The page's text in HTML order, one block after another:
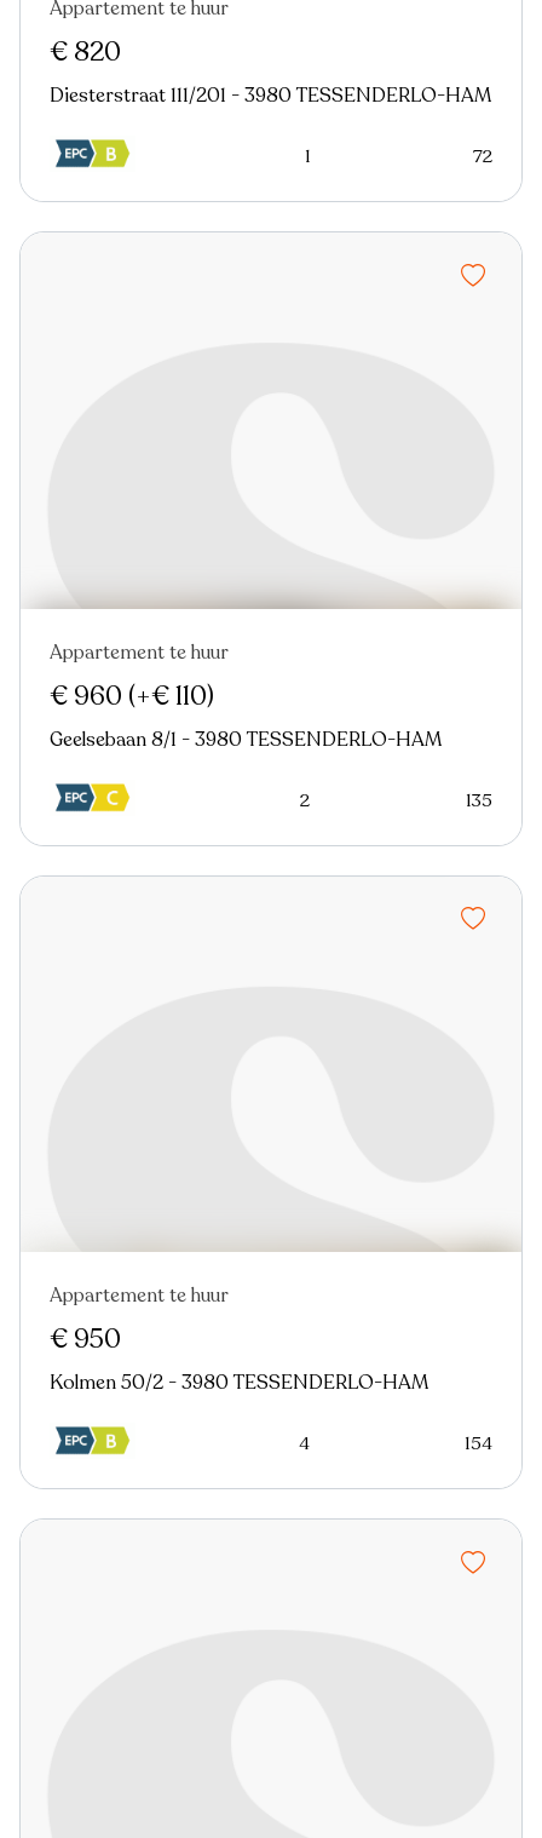
Virtual tour
Appartement te huur
€ 820
Diesterstraat 111/201 - 3980 TESSENDERLO-HAM
1 72
Virtual tour
Appartement te huur
€ 960 (+€ 110)
Geelsebaan 8/1 - 3980 TESSENDERLO-HAM
2 135
Virtual tour
Appartement te huur
€ 950
Kolmen 50/2 - 3980 TESSENDERLO-HAM
4 154